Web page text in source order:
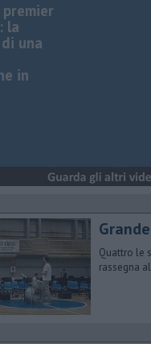
la
una
in
Quattro le
rassegna